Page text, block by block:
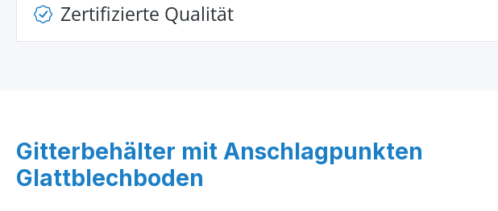
Zertifizierte Qualität
Gitterbehälter mit Anschlagpunkten
Glattblechboden